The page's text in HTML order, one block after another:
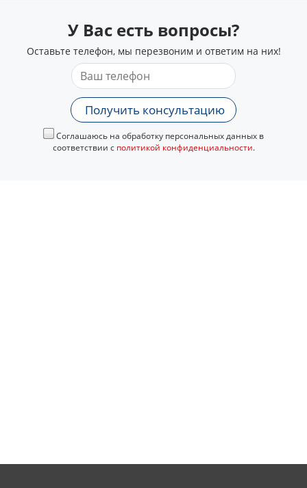
У Вас есть вопросы?
Оставьте телефон, мы перезвоним и ответим на них!
Получить консультацию
Соглашаюсь на обработку персональных данных в
соответствии с политикой конфиденциальности.